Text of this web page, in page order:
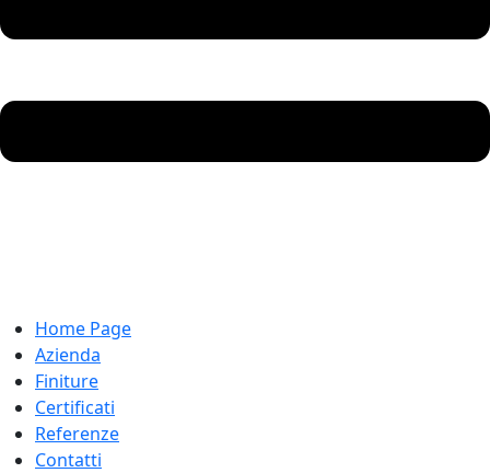
Home Page
Azienda
Finiture
Certificati
Referenze
Contatti